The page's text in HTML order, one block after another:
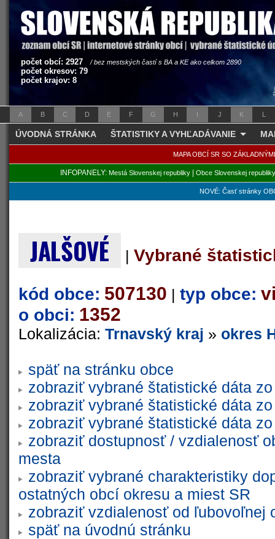
počet obcí: 2927 / bez mestských častí s BA a KE ako celkom 2890
počet okresov: 79
počet krajov: 8
A B C D E F G H I J K L
ÚVODNÁ STRÁNKA ŠTATISTIKY A VYHĽADÁVANIE
MAPA OBCÍ SR SO
INFOPANELY: Mestá Slovenskej republiky| Obce Slovenskej republiky
NOVÉ: Časť stránky
JALŠOVÉ | Vybrané
kód obce: 507130 | typ obce:
o obci: 1352
Lokalizácia: Trnavský kraj » okres
späť na stránku obce
zobraziť vybrané štatistické dáta
zobraziť vybrané štatistické dáta
zobraziť vybrané štatistické dáta
zobraziť dostupnosť / vzdialenosť
mesta
zobraziť vybrané charakteristiky
ostatných obcí okresu a miest SR
zobraziť vzdialenosť od ľubovoľnej
späť na úvodnú stránku